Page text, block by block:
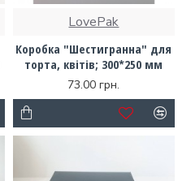
LovePak
Коробка "Шестигранна" для
торта, квітів; 300*250 мм
73.00 грн.